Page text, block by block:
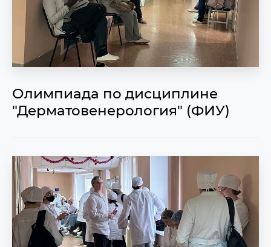
Олимпиада по дисциплине
"Дерматовенерология" (ФИУ)